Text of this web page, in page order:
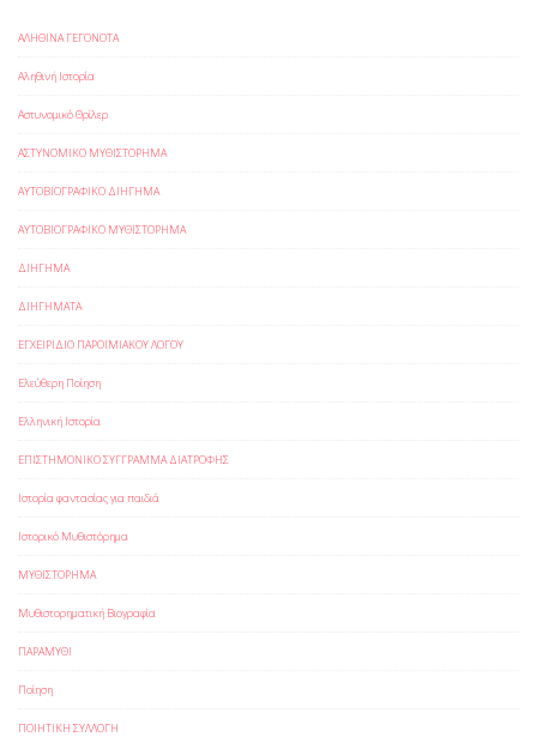
ΑΛΗΘΙΝΑ ΓΕΓΟΝΟΤΑ
Αληθινή Ιστορία
Αστυνομικό Θρίλερ
ΑΣΤΥΝΟΜΙΚΟ ΜΥΘΙΣΤΟΡΗΜΑ
ΑΥΤΟΒΙΟΓΡΑΦΙΚΟ ΔΙΗΓΗΜΑ
ΑΥΤΟΒΙΟΓΡΑΦΙΚΟ ΜΥΘΙΣΤΟΡΗΜΑ
ΔΙΗΓΗΜΑ
ΔΙΗΓΗΜΑΤΑ
ΕΓΧΕΙΡΙΔΙΟ ΠΑΡΟΙΜΙΑΚΟΥ ΛΟΓΟΥ
Ελεύθερη Ποίηση
Ελληνική Ιστορία
ΕΠΙΣΤΗΜΟΝΙΚΟ ΣΥΓΓΡΑΜΜΑ ΔΙΑΤΡΟΦΗΣ
Ιστορία φαντασίας για παιδιά
Ιστορικό Μυθιστόρημα
ΜΥΘΙΣΤΟΡΗΜΑ
Μυθιστορηματική Βιογραφία
ΠΑΡΑΜΥΘΙ
Ποίηση
ΠΟΙΗΤΙΚΗ ΣΥΛΛΟΓΗ